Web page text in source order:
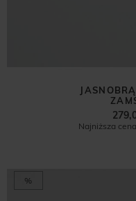
Najniższa
%